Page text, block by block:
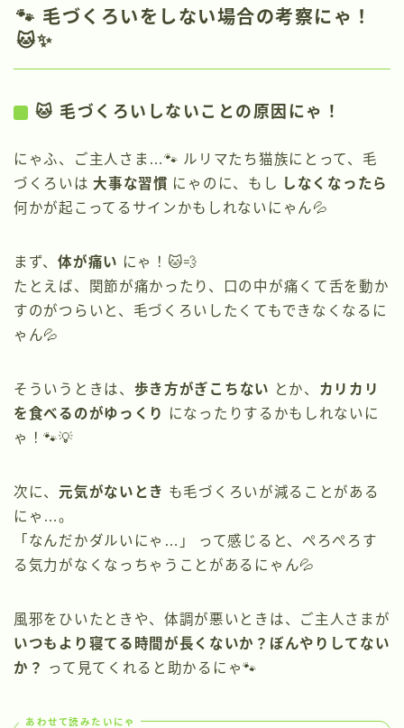
🐾 毛づくろいをしない場合の考察にゃ！
🐱✨
🐱 毛づくろいしないことの原因にゃ！
にゃふ、ご主人さま…🐾 ルリマたち猫族にとって、毛
づくろいは大事な習慣 にゃのに、もし しなくなったら
何かが起こってるサインかもしれないにゃん💦
まず、体が痛い にゃ！🐱💨
たとえば、関節が痛かったり、口の中が痛くて舌を動か
すのがつらいと、毛づくろいしたくてもできなくなるに
ゃん💦
そういうときは、 歩き方がぎこちない とか、 カリカリ
を食べるのがゆっくり
になったりするかもしれないに
ゃ！🐾💡
次に、元気がないとき も毛づくろいが減ることがある
にゃ…。
「なんだかダルいにゃ…」 って感じると、ぺろぺろす
る気力がなくなっちゃうことがあるにゃん💦
風邪をひいたときや、体調が悪いときは、ご主人さまが
いつもより寝てる時間が長くないか？ぼんやりしてない
か？
って見てくれると助かるにゃ🐾
あわせて読みたいにゃ